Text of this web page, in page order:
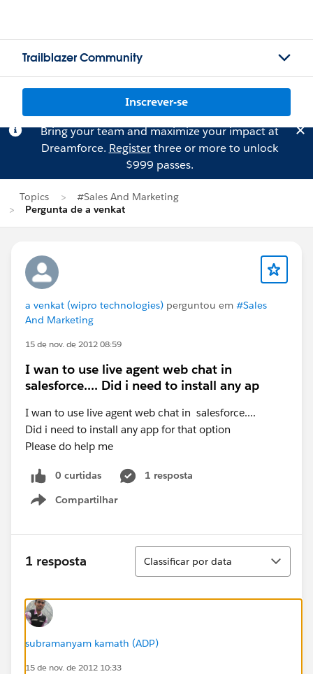
Trailblazer Community
Inscrever-se
Bring your team and maximize your impact at
Dreamforce. Registerthree or more to unlock
$999 passes.
Topics
#Sales And Marketing
Pergunta de a venkat
a venkat (wipro technologies) perguntou em #Sales
And Marketing
15 de nov. de 2012 08:59
I wan to use live agent web chat in
salesforce.... Did i need to install any ap
I wan to use live agent web chat in salesforce....
Did i need to install any app for that option
Please do help me
0 curtidas
1 resposta
Compartilhar
Show menu
1 resposta
Classificar
Classificar por data
subramanyam kamath (ADP)
15 de nov. de 2012 10:33